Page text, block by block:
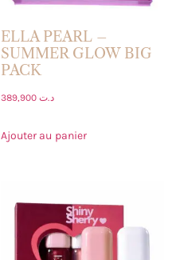
ELLA PEARL –
SUMMER GLOW BIG
PACK
د.ت389,900
Ajouter au panier